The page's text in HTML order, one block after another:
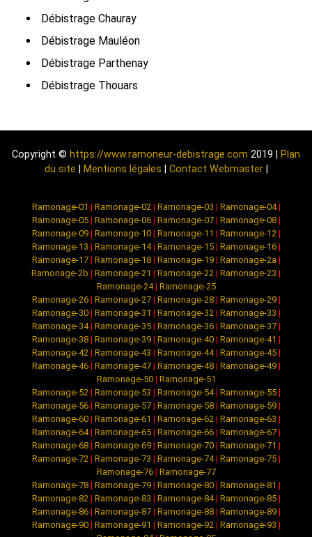
Débistrage Chauray
Débistrage Mauléon
Débistrage Parthenay
Débistrage Thouars
Copyright © https://www.ramoneur-debistrage.com 2019 | Plan
du site
Mentions légales Contact Webmaster|
Ramonage-01 | Ramonage-02| Ramonage-03 | Ramonage-04|
Ramonage-05| Ramonage-06| Ramonage-07| Ramonage-08|
Ramonage-09| Ramonage-10| Ramonage-11 | Ramonage-12|
Ramonage-13 | Ramonage-14| Ramonage-15| Ramonage-16|
Ramonage-17| Ramonage-18| Ramonage-19| Ramonage-2a |
Ramonage-2b | Ramonage-21 | Ramonage-22 | Ramonage-23 |
Ramonage-24| Ramonage-25
Ramonage-26| Ramonage-27| Ramonage-28| Ramonage-29|
Ramonage-30| Ramonage-31 | Ramonage-32| Ramonage-33 |
Ramonage-34| Ramonage-35| Ramonage-36| Ramonage-37|
Ramonage-38| Ramonage-39| Ramonage-40| Ramonage-41 |
Ramonage-42| Ramonage-43 | Ramonage-44| Ramonage-45|
Ramonage-46| Ramonage-47| Ramonage-48| Ramonage-49|
Ramonage-50| Ramonage-51
Ramonage-52| Ramonage-53 | Ramonage-54| Ramonage-55|
Ramonage-56| Ramonage-57| Ramonage-58| Ramonage-59|
Ramonage-60| Ramonage-61 | Ramonage-62| Ramonage-63 |
Ramonage-64| Ramonage-65| Ramonage-66| Ramonage-67|
Ramonage-68| Ramonage-69| Ramonage-70| Ramonage-71 |
Ramonage-72| Ramonage-73 | Ramonage-74| Ramonage-75|
Ramonage-76| Ramonage-77
Ramonage-78| Ramonage-79| Ramonage-80| Ramonage-81 |
Ramonage-82| Ramonage-83 | Ramonage-84| Ramonage-85|
Ramonage-86| Ramonage-87| Ramonage-88| Ramonage-89|
Ramonage-90| Ramonage-91 | Ramonage-92| Ramonage-93 |